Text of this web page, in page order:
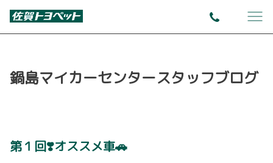
鍋島マイカーセンタースタッフブログ
第１回❣️オススメ車🚗